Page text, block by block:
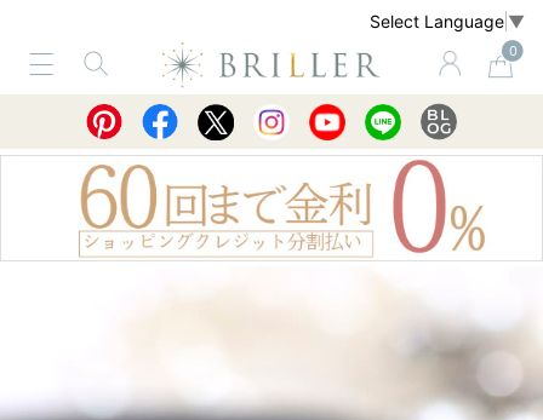
Select Language ▼
0
サービス ショッピングガイド 買取